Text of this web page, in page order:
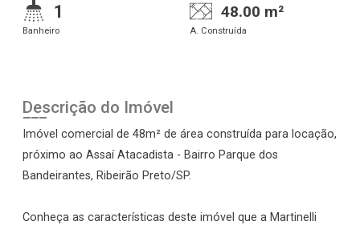
1
Banheiro
48.00 m²
A. Construída
Descrição do Imóvel
Imóvel comercial de 48m² de área construída para locação,
próximo ao Assaí Atacadista - Bairro Parque dos
Bandeirantes, Ribeirão Preto/SP.
Conheça as características deste imóvel que a Martinelli